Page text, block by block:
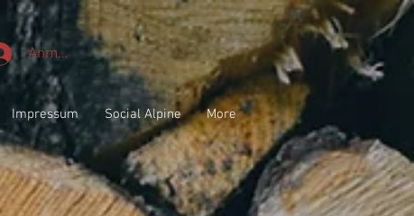
Anmelden
Impressum Social Alpine More